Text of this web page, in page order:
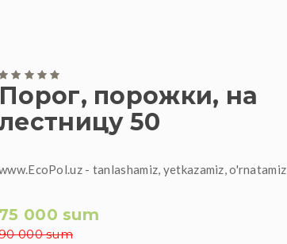
Порог, порожки, на
50
- tanlashamiz, yetkazamiz, o'rnatamiz
75 000 sum
000 sum